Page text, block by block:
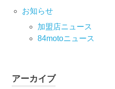
お知らせ
加盟店ニュース
84motoニュース
アーカイブ